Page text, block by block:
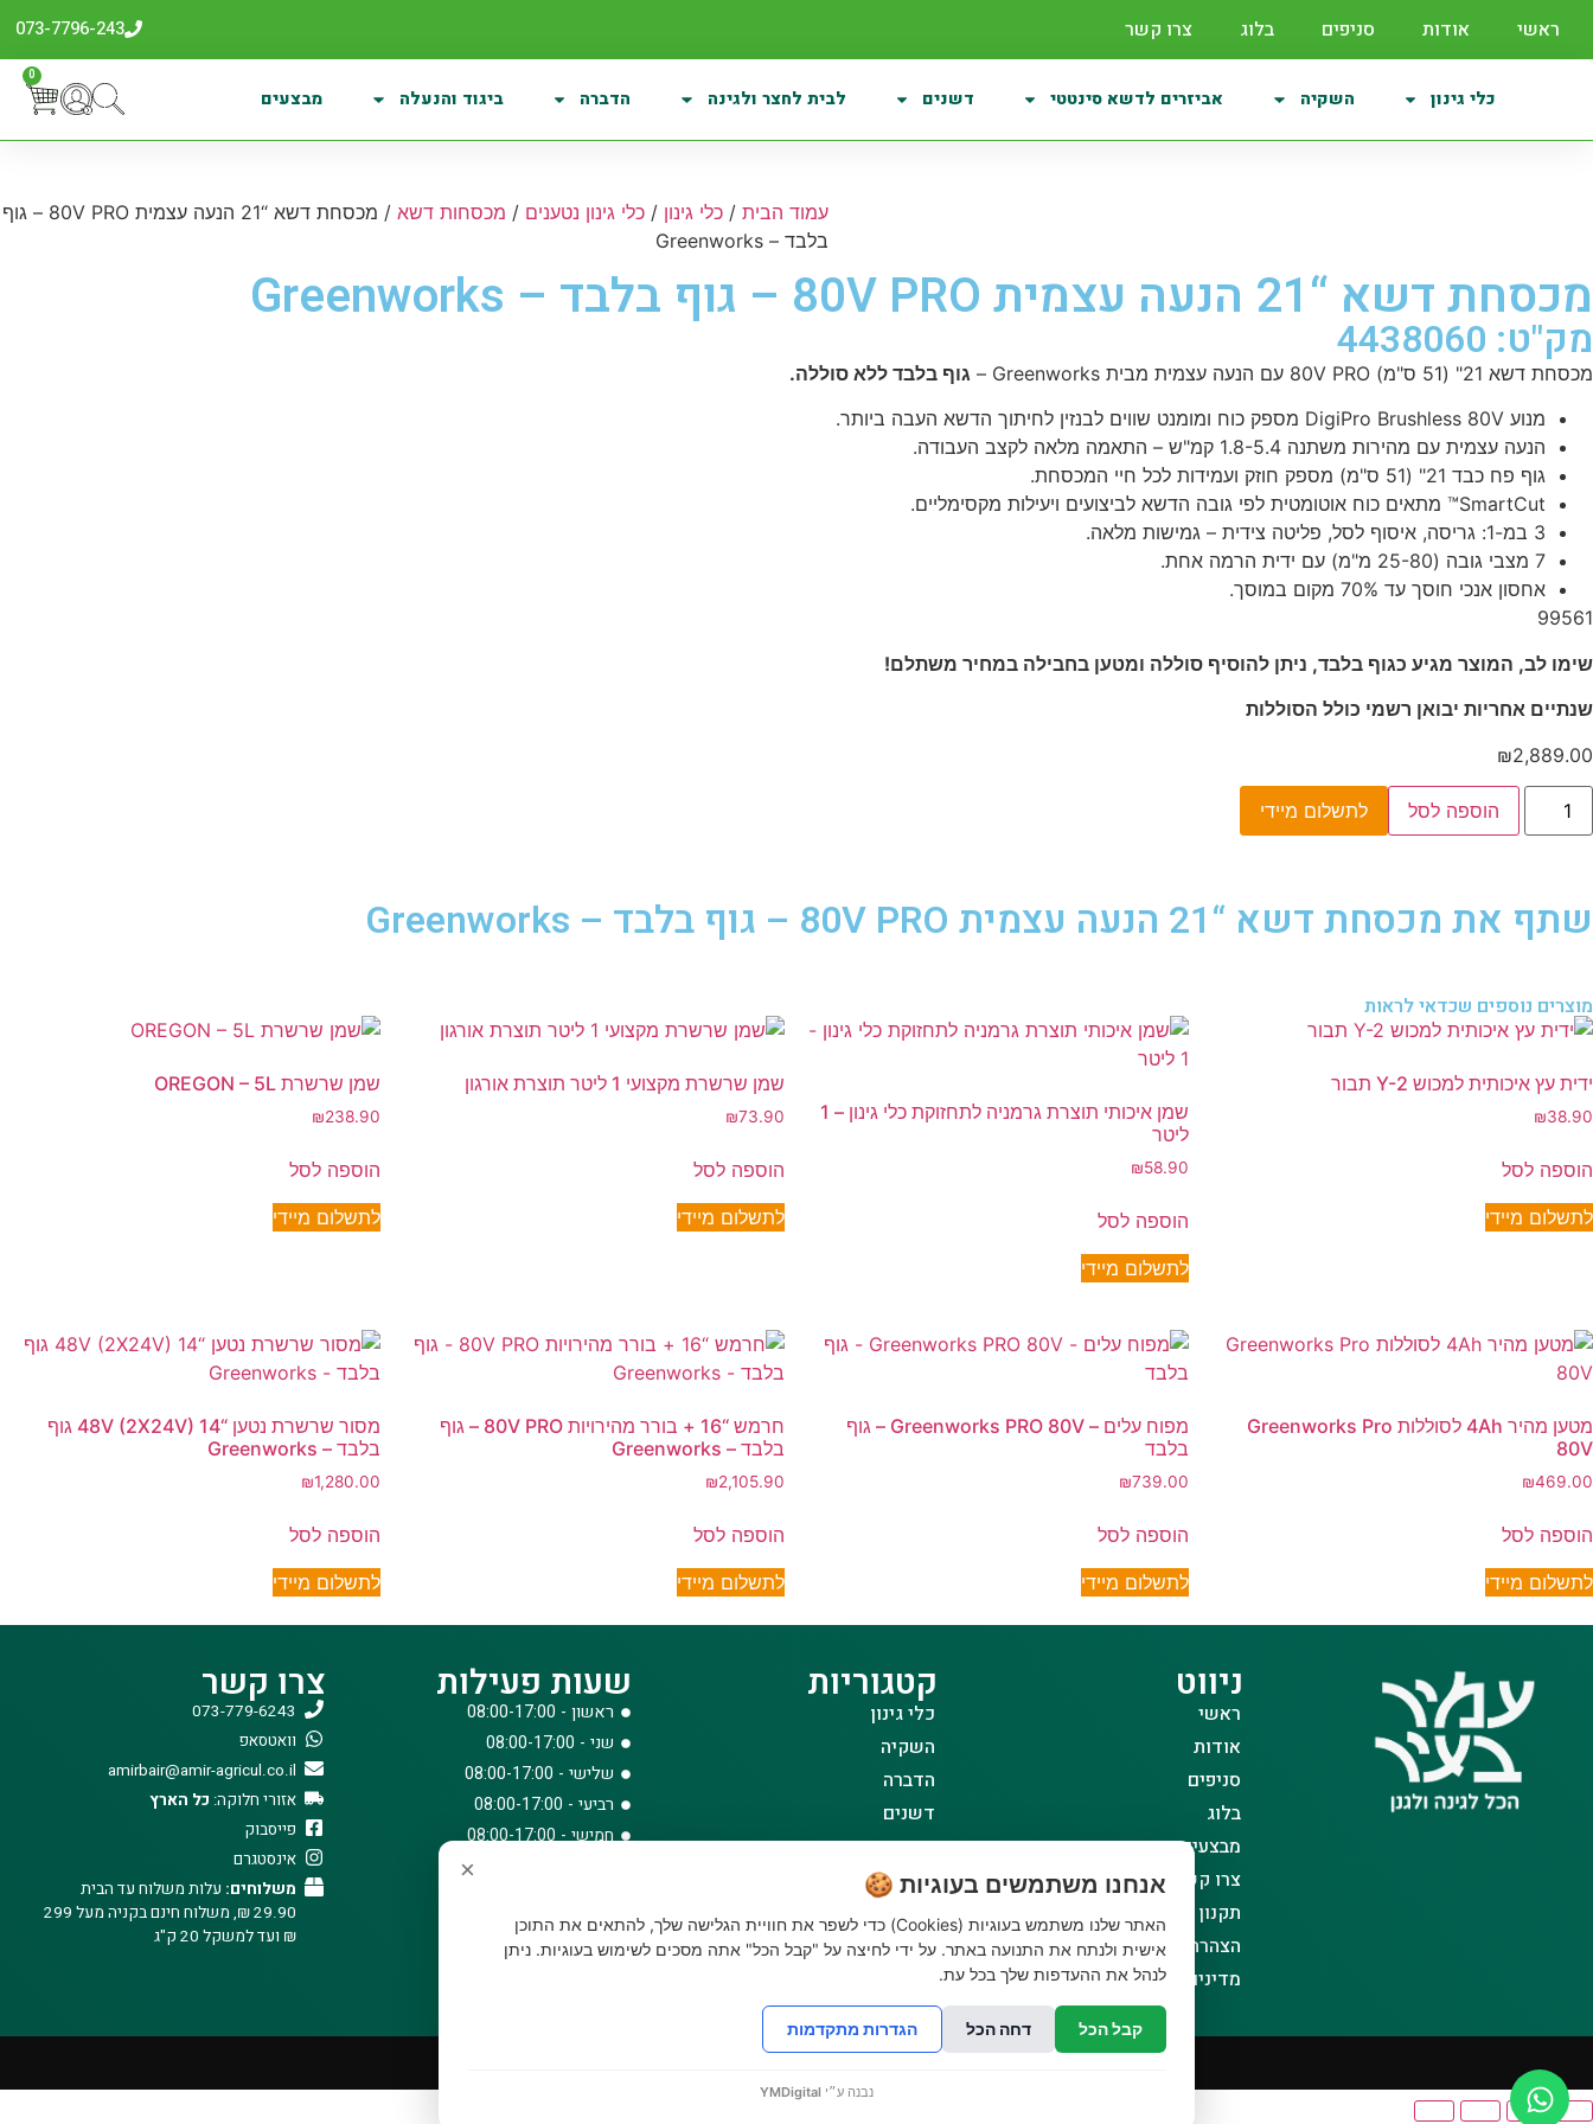
ראשי אודות סניפים בלוג צרו קשר 073-7796-243
כלי גינון השקיה אביזרים לדשא סינטטי דשנים לבית לחצר ולגינה הדברה ביגוד והנעלה מבצעים
0
עמוד הבית /כלי גינון /כלי גינון נטענים / מכסחות דשא
/ מכסחת דשא “21 הנעה עצמית 80V PRO – גוף
בלבד – Greenworks
מכסחת דשא “21 הנעה עצמית 80V PRO – גוף בלבד – Greenworks
מק"ט: 4438060
מכסחת דשא 21" (51 ס"מ) 80V PRO עם הנעה עצמית מבית Greenworks –
גוף בלבד ללא סוללה.
מנוע DigiPro Brushless 80V מספק כוח ומומנט שווים לבנזין לחיתוך הדשא העבה ביותר.
הנעה עצמית עם מהירות משתנה 1.8-5.4 קמ"ש – התאמה מלאה לקצב העבודה.
גוף פח כבד 21" (51 ס"מ) מספק חוזק ועמידות לכל חיי המכסחת.
SmartCut™ מתאים כוח אוטומטית לפי גובה הדשא לביצועים ויעילות מקסימליים.
3 במ-1: גריסה, איסוף לסל, פליטה צידית – גמישות מלאה.
7 מצבי גובה (25-80 מ"מ) עם ידית הרמה אחת.
אחסון אנכי חוסך עד 70% מקום במוסך.
99561
שימו לב, המוצר מגיע כגוף בלבד, ניתן להוסיף סוללה ומטען בחבילה במחיר משתלם!
שנתיים אחריות יבואן רשמי כולל הסוללות
₪2,889.00
הוספה לסל לתשלום מיידי
שתף את מכסחת דשא “21 הנעה עצמית 80V PRO – גוף בלבד – Greenworks
מוצרים נוספים שכדאי לראות
ידית עץ איכותית למכוש Y-2 תבור
₪38.90
הוספה לסל
לתשלום מיידי
שמן איכותי תוצרת גרמניה לתחזוקת כלי גינון – 1
ליטר
₪58.90
הוספה לסל
לתשלום מיידי
שמן שרשרת מקצועי 1 ליטר תוצרת אורגון
₪73.90
הוספה לסל
לתשלום מיידי
שמן שרשרת OREGON – 5L
₪238.90
הוספה לסל
לתשלום מיידי
מטען מהיר 4Ah לסוללות Greenworks Pro
80V
₪469.00
הוספה לסל
לתשלום מיידי
מפוח עלים – Greenworks PRO 80V – גוף
בלבד
₪739.00
הוספה לסל
לתשלום מיידי
חרמש “16 + בורר מהירויות 80V PRO – גוף
בלבד – Greenworks
₪2,105.90
הוספה לסל
לתשלום מיידי
מסור שרשרת נטען “14 48V (2X24V) גוף
בלבד – Greenworks
₪1,280.00
הוספה לסל
לתשלום מיידי
ניווט
ראשי
אודות
סניפים
בלוג
מבצעים
צרו קשר
תקנון אתר
הצהרת נגישות
מדיניות פרטיות
קטגוריות
כלי גינון
השקיה
הדברה
דשנים
דשא סינטטי ואביזרים
ביגוד והנעלה
לבית לחצר ולגינה
טרקטורוני כיסוח
שעות פעילות
ראשון - 08:00-17:00
שני - 08:00-17:00
שלישי - 08:00-17:00
רביעי - 08:00-17:00
חמישי - 08:00-17:00
צרו קשר
073-779-6243
וואטסאפ
amirbair@amir-agricul.co.il
אזורי חלוקה: כל הארץ
פייסבוק
אינסטגרם
משלוחים: עלות משלוח עד הבית
29.90 ₪, משלוח חינם בקניה מעל 299
₪ ועד למשקל 20 ק"ג
× אנחנו משתמשים בעוגיות 🍪
האתר שלנו משתמש בעוגיות (Cookies) כדי לשפר את חוויית הגלישה שלך, להתאים את התוכן
אישית ולנתח את התנועה באתר. על ידי לחיצה על "קבל הכל" אתה מסכים לשימוש בעוגיות. ניתן
לנהל את ההעדפות שלך בכל עת.
קבל הכל דחה הכל הגדרות מתקדמות
נבנה ע״י YMDigital